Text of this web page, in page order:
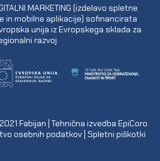
MARKETING (izdelavo spletne
in mobilne aplikacije) sofinancirata
unija iz Evropskega sklada za
razvoj
Fabijan | Tehnična izvedba EpiCoro
osebnih podatkov| Spletni piškotki